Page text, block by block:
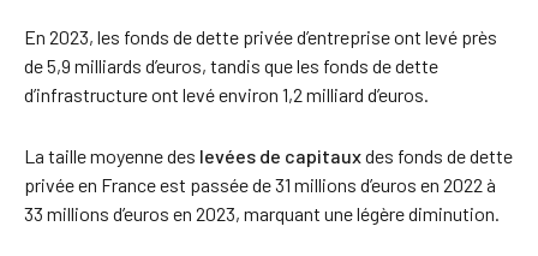
En 2023, les fonds de dette privée d’entreprise ont levé près
de 5,9 milliards d’euros, tandis que les fonds de dette
d’infrastructure ont levé environ 1,2 milliard d’euros.
La taille moyenne des levées de capitauxdes fonds de dette
privée en France est passée de 31 millions d’euros en 2022 à
33 millions d’euros en 2023, marquant une légère diminution.